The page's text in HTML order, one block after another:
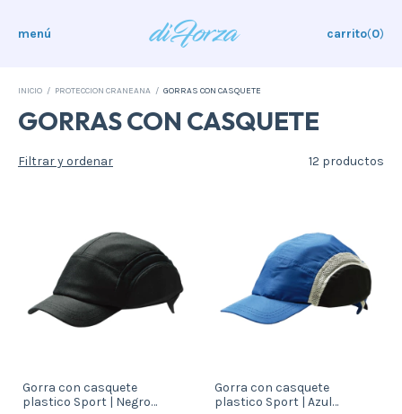
menú carrito(0)
INICIO / PROTECCION CRANEANA / GORRAS CON CASQUETE
GORRAS CON CASQUETE
Filtrar y ordenar 12 productos
Gorra con casquete
plastico Sport | Negro
Gorra con casquete
plastico Sport | Azul